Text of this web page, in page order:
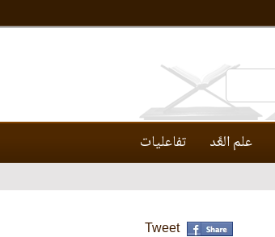
علم العَّد تفاعليات
Tweet